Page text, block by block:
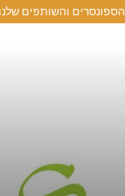
הספונסרים והשותפים שלנו